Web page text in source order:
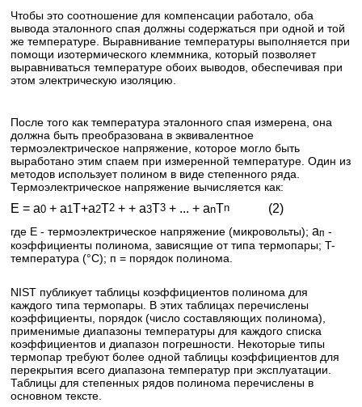
Чтобы это соотношение для компенсации работало, оба
вывода эталонного спая должны содержаться при одной и той
же температуре. Выравнивание температуры выполняется при
помощи изотермического клеммника, который позволяет
выравниваться температуре обоих выводов, обеспечивая при
этом электрическую изоляцию.
После того как температура эталонного спая измерена, она
должна быть преобразована в эквивалентное
термоэлектрическое напряжение, которое могло быть
выработано этим спаем при измеренной температуре. Один из
методов использует полином в виде степенного ряда.
Термоэлектрическое напряжение вычисляется как:
E = a0 + a1T+a2T2 + + а3Т3 + ... + аnTn (2)
где Е - термоэлектрическое напряжение (микровольты);ап -
коэффициенты полинома, зависящие от типа термопары; T-
температура (°С); п = порядок полинома.
NIST публикует таблицы коэффициентов полинома для
каждого типа термопары. В этих таблицах перечислены
коэффициенты, порядок (число составляющих полинома),
применимые диапазоны температуры для каждого списка
коэффициентов и диапазон погрешности. Некоторые типы
термопар требуют более одной таблицы коэффициентов для
перекрытия всего диапазона температур при эксплуатации.
Таблицы для степенных рядов полинома перечислены в
основном тексте.